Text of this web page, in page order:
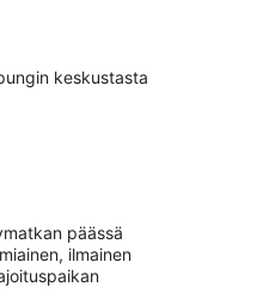
keskustasta
päässä
ilmainen